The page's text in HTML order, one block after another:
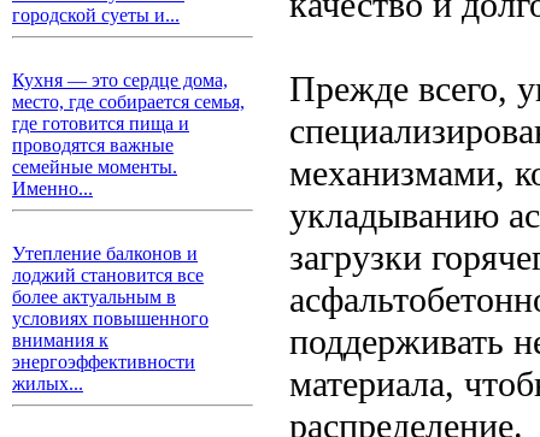
городской суеты и...
Кухня — это сердце дома,
место, где собирается семья,
где готовится пища и
проводятся важные
семейные моменты.
Именно...
Утепление балконов и
лоджий становится все
более актуальным в
условиях повышенного
внимания к
энергоэффективности
жилых...
Прежде всего,
механизмами,
укладыванию
загрузки
поддерживать
материала,
распределение.